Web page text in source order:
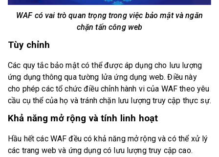
WAF có vai trò quan trọng trong việc bảo mật và ngăn
chặn tấn công web
Tùy chỉnh
Các quy tắc bảo mật có thể được áp dụng cho lưu lượng
ứng dụng thông qua tường lửa ứng dụng web. Điều này
cho phép các tổ chức điều chỉnh hành vi của WAF theo yêu
cầu cụ thể của họ và tránh chặn lưu lượng truy cập thực sự.
Khả năng mở rộng và tính linh hoạt
Hầu hết các WAF đều có khả năng mở rộng và có thể xử lý
các trang web và ứng dụng có lưu lượng truy cập cao.